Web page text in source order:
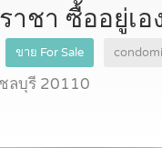
ชา ซื้ออยู่เอ
ขาย For Sale
ลบุรี 20110